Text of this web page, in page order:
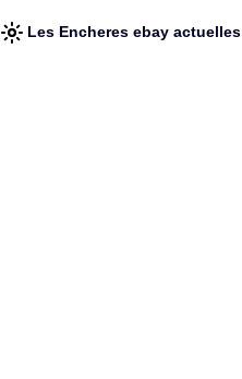
Les Encheres ebay actuelles